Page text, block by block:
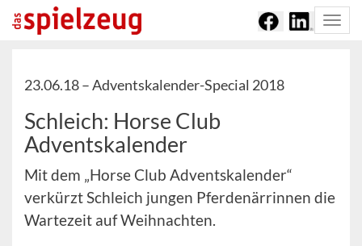
23.06.18 –Adventskalender-Special 2018
Schleich: Horse Club
Adventskalender
Mit dem „Horse Club Adventskalender“
verkürzt Schleich jungen Pferdenärrinnen die
Wartezeit auf Weihnachten.